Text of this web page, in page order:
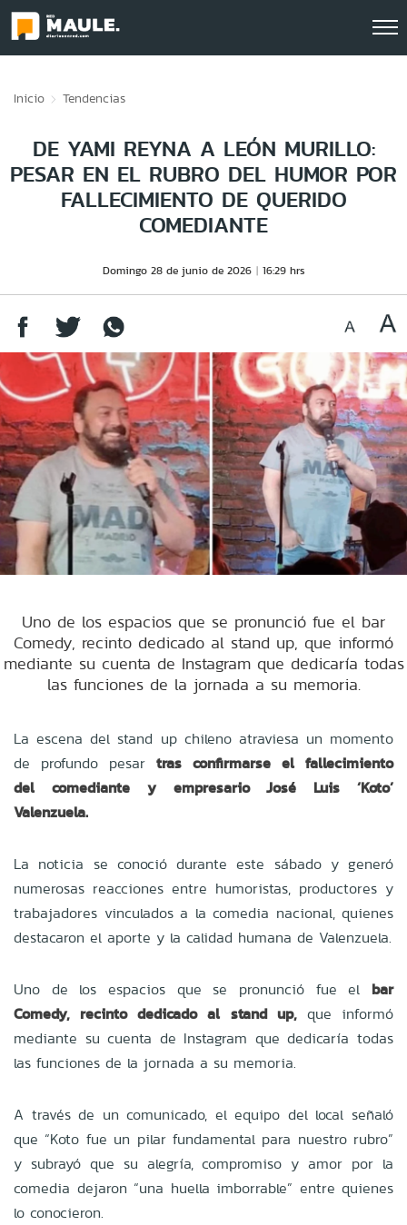
Inicio Tendencias
DE YAMI REYNA A LEÓN MURILLO:
PESAR EN EL RUBRO DEL HUMOR POR
FALLECIMIENTO DE QUERIDO
COMEDIANTE
Domingo 28 de junio de 2026 16:29 hrs
Uno de los espacios que se pronunció fue el bar
Comedy, recinto dedicado al stand up, que informó
mediante su cuenta de Instagram que dedicaría todas
las funciones de la jornada a su memoria.
La escena del stand up chileno atraviesa un momento
de profundo pesar tras confirmarse el fallecimiento
del
comediante
y empresario José Luis ‘Koto’
Valenzuela.
La noticia se conoció durante este sábado y generó
numerosas reacciones entre humoristas, productores y
trabajadores vinculados a la comedia nacional, quienes
destacaron el aporte y la calidad humana de Valenzuela.
Uno de los espacios que se pronunció fue el
bar
Comedy, recinto dedicado al stand up, que informó
mediante su cuenta de Instagram que dedicaría todas
las funciones de la jornada a su memoria.
A través de un comunicado, el equipo del local señaló
que “Koto fue un pilar fundamental para nuestro rubro”
y subrayó que su alegría, compromiso y amor por la
comedia dejaron “una huella imborrable” entre quienes
lo conocieron.